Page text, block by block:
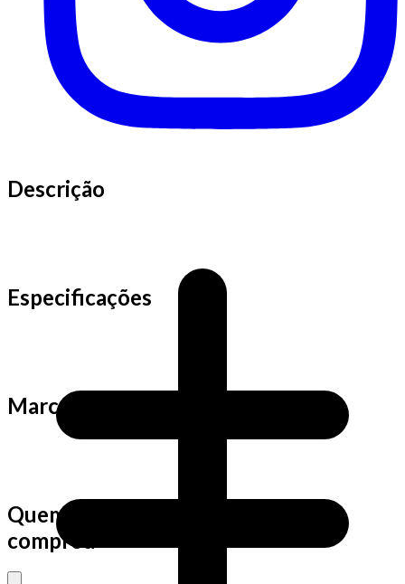
Descrição
Especificações
Marca
Quem viu este produto também
comprou